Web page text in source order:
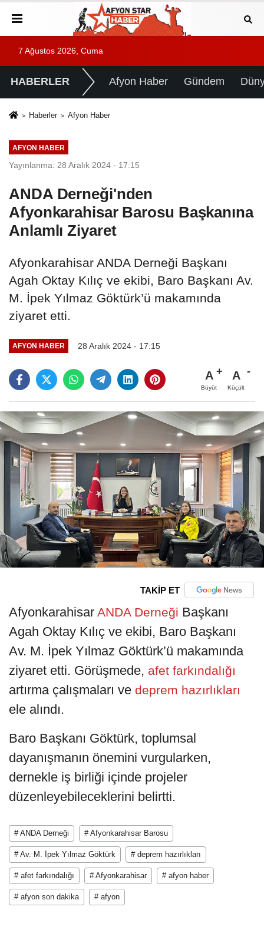
7 Ağustos 2026, Cuma
HABERLER Afyon Haber Gündem
Haberler Afyon Haber
AFYON HABER
Yayınlanma: 28 Aralık 2024 - 17:15
ANDA Derneği'nden
Afyonkarahisar Barosu Başkanına
Anlamlı Ziyaret
Afyonkarahisar ANDA Derneği Başkanı
Agah Oktay Kılıç ve ekibi, Baro Başkanı Av.
M. İpek Yılmaz Göktürk’ü makamında
ziyaret etti.
AFYON HABER 28 Aralık 2024 - 17:15
A
Büyüt
A
Küçült
TAKİP ET
Afyonkarahisar ANDA Derneği Başkanı
Agah Oktay Kılıç ve ekibi, Baro Başkanı
Av. M. İpek Yılmaz Göktürk’ü makamında
ziyaret etti. Görüşmede, afet farkındalığı
artırma çalışmaları ve deprem hazırlıkları
ele alındı.
Baro Başkanı Göktürk, toplumsal
dayanışmanın önemini vurgularken,
dernekle iş birliği içinde projeler
düzenleyebileceklerini belirtti.
# ANDA Derneği # Afyonkarahisar Barosu
# Av. M. İpek Yılmaz Göktürk # deprem hazırlıkları
# afet farkındalığı # Afyonkarahisar # afyon haber
# afyon son dakika # afyon